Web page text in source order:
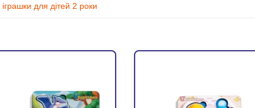
іграшки для дітей 2 роки